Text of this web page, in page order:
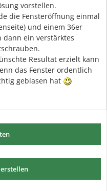
vorstellen.
die Fensteröffnung einmal
und einem 36er
dann ein verstärktes
Resultat erzielt kann
das Fenster ordentlich
geblasen hat
erstellen